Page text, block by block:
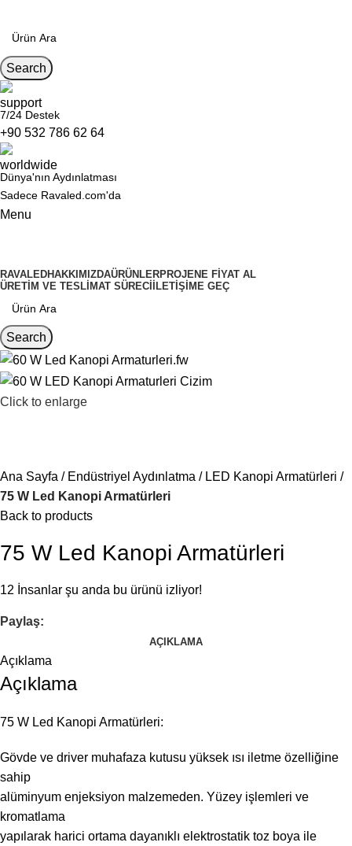
Search
7/24 Destek
+90 532 786 62 64
Dünya'nın Aydınlatması
Sadece Ravaled.com'da
Menu
RAVALEDHAKKIMIZDAÜRÜNLERPROJENE FIYAT AL
ÜRETIM VE TESLIMAT SÜRECI
İLETIŞIME GEÇ
Search
Click to enlarge
Ana Sayfa Endüstriyel Aydınlatma
LED Kanopi Armatürleri
75 W Led Kanopi Armatürleri
Back to products
75 W Led Kanopi Armatürleri
12 İnsanlar şu anda bu ürünü izliyor!
Paylaş:
AÇIKLAMA
Açıklama
Açıklama
75 W Led Kanopi Armatürleri:
Gövde ve driver muhafaza kutusu yüksek ısı iletme özelliğine
sahip
alüminyum enjeksiyon malzemeden. Yüzey işlemleri ve
kromatlama
yapılarak harici ortama dayanıklı elektrostatik toz boya ile